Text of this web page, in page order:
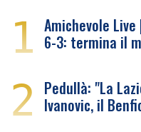
1 Amichevole
6-3: termina il
2 Pedullà: "La
Ivanovic, il